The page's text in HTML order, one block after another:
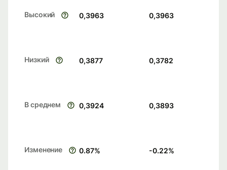
Высокий 0,3963 0,3963
Низкий 0,3877 0,3782
В среднем 0,3924 0,3893
Изменение 0.87% -0.22%